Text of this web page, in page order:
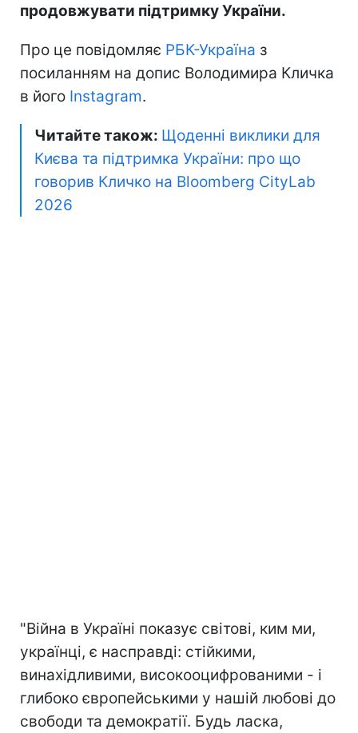
продовжувати підтримку України.
Про це повідомляє РБК-Україна з
посиланням на допис Володимира Кличка
в його Instagram.
Читайте також: Щоденні виклики для
Києва та підтримка України: про що
говорив Кличко на Bloomberg CityLab
2026
"Війна в Україні показує світові, ким ми,
українці, є насправді: стійкими,
винахідливими, високооцифрованими - і
глибоко європейськими у нашій любові до
свободи та демократії. Будь ласка,